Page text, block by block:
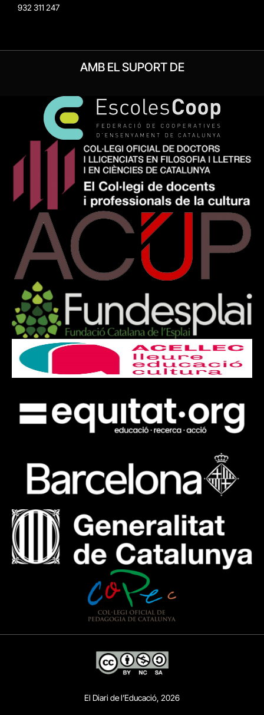
932 311 247
AMB EL SUPORT DE
El Diari de l’Educació, 2026